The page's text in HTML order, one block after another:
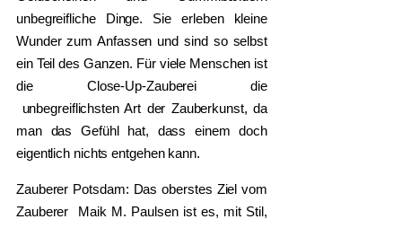
unbegreifliche Dinge. Sie erleben kleine
Wunder zum Anfassen und sind so selbst
ein Teil des Ganzen. Für viele Menschen ist
die Close-Up-Zauberei die
unbegreiflichsten Art der Zauberkunst, da
man das Gefühl hat, dass einem doch
eigentlich nichts entgehen kann.
Zauberer Potsdam: Das oberstes Ziel vom
Zauberer Maik M. Paulsen ist es, mit Stil,